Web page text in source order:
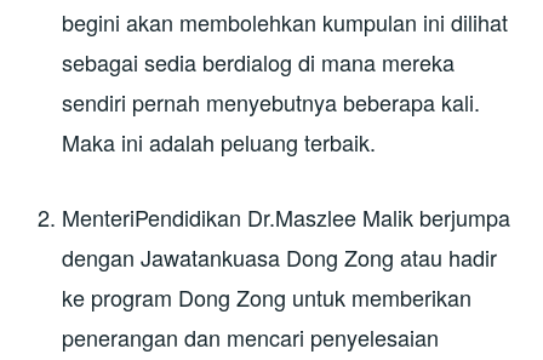
begini akan membolehkan kumpulan ini dilihat
sebagai sedia berdialog di mana mereka
sendiri pernah menyebutnya beberapa kali.
Maka ini adalah peluang terbaik.
MenteriPendidikan Dr.Maszlee Malik berjumpa
dengan Jawatankuasa Dong Zong atau hadir
ke program Dong Zong untuk memberikan
penerangan dan mencari penyelesaian